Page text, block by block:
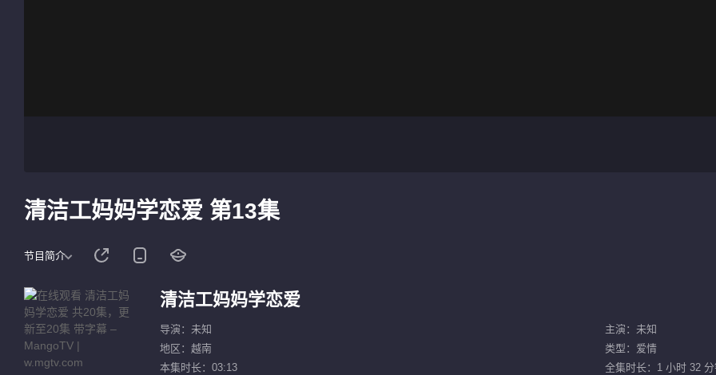
清洁工妈妈学恋爱 第13集
节目简介
清洁工妈妈学恋爱
导演：未知
主演：未知
地区：越南
类型：爱情
本集时长：03:13
全集时长：1 小时 32